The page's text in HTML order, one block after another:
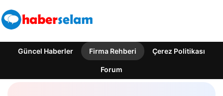
Güncel Haberler Firma Rehberi Çerez Politikası
Forum